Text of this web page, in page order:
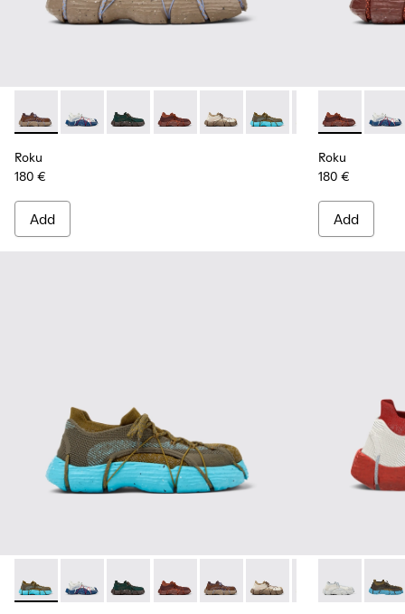
Roku - K100953-009 - Brown/Blue Sneaker for Men
Roku - K100953-014 - Multicolor Textile Sneakers
Roku - K100953-012 - Green Sneaker for Men
Roku - K100953-010 - Burgundy
Roku - K100953-008 - White,
Roku - K100953-007 -
Roku -Roku -
Roku
180 €
Add
Roku -
Roku
180 €
Add
Roku - K100953-007 - Green, blue Sneaker for Men
Roku - K100953-014 - Multicolor Textile Sneakers
Roku - K100953-012 - Green Sneaker for Men
Roku - K100953-010 - Burgundy
Roku - K100953-009 - Brown/
Roku - K100953-008 -
Roku -Roku -
Custom